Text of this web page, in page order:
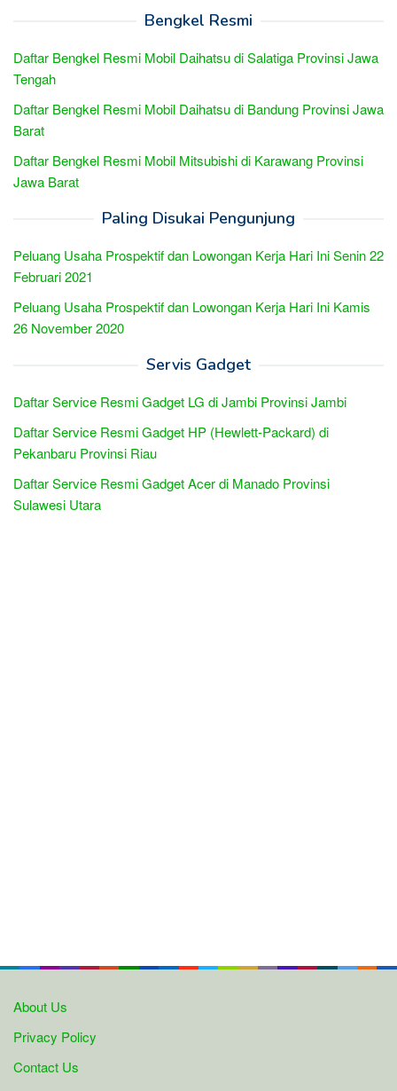
Bengkel Resmi
Daftar Bengkel Resmi Mobil Daihatsu di Salatiga Provinsi Jawa
Tengah
Daftar Bengkel Resmi Mobil Daihatsu di Bandung Provinsi Jawa
Barat
Daftar Bengkel Resmi Mobil Mitsubishi di Karawang Provinsi
Jawa Barat
Paling Disukai Pengunjung
Peluang Usaha Prospektif dan Lowongan Kerja Hari Ini Senin 22
Februari 2021
Peluang Usaha Prospektif dan Lowongan Kerja Hari Ini Kamis
26 November 2020
Servis Gadget
Daftar Service Resmi Gadget LG di Jambi Provinsi Jambi
Daftar Service Resmi Gadget HP (Hewlett-Packard) di
Pekanbaru Provinsi Riau
Daftar Service Resmi Gadget Acer di Manado Provinsi
Sulawesi Utara
About Us
Privacy Policy
Contact Us